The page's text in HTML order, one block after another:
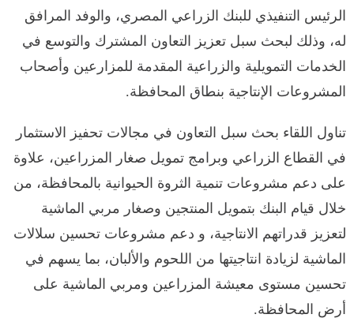
الرئيس التنفيذي للبنك الزراعي المصري، والوفد المرافق
له، وذلك لبحث سبل تعزيز التعاون المشترك والتوسع في
الخدمات التمويلية والزراعية المقدمة للمزارعين وأصحاب
المشروعات الإنتاجية بنطاق المحافظة.
تناول اللقاء بحث سبل التعاون في مجالات تحفيز الاستثمار
في القطاع الزراعي وبرامج تمويل صغار المزراعين، علاوة
على دعم مشروعات تنمية الثروة الحيوانية بالمحافظة، من
خلال قيام البنك بتمويل المنتجين وصغار مربي الماشية
لتعزيز قدراتهم الانتاجية، و دعم مشروعات تحسين سلالات
الماشية لزيادة انتاجيتها من اللحوم والألبان، بما يسهم في
تحسين مستوى معيشة المزراعين ومربي الماشية على
أرض المحافظة.